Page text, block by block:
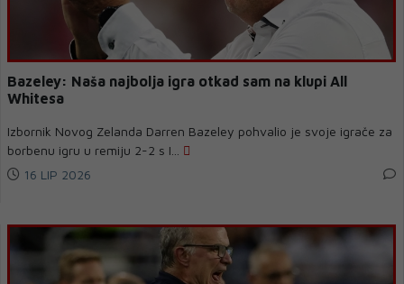
Bazeley: Naša najbolja igra otkad sam na klupi All
Whitesa
Izbornik Novog Zelanda Darren Bazeley pohvalio je svoje igrače za
borbenu igru ​​u remiju 2-2 s I...
16 LIP 2026